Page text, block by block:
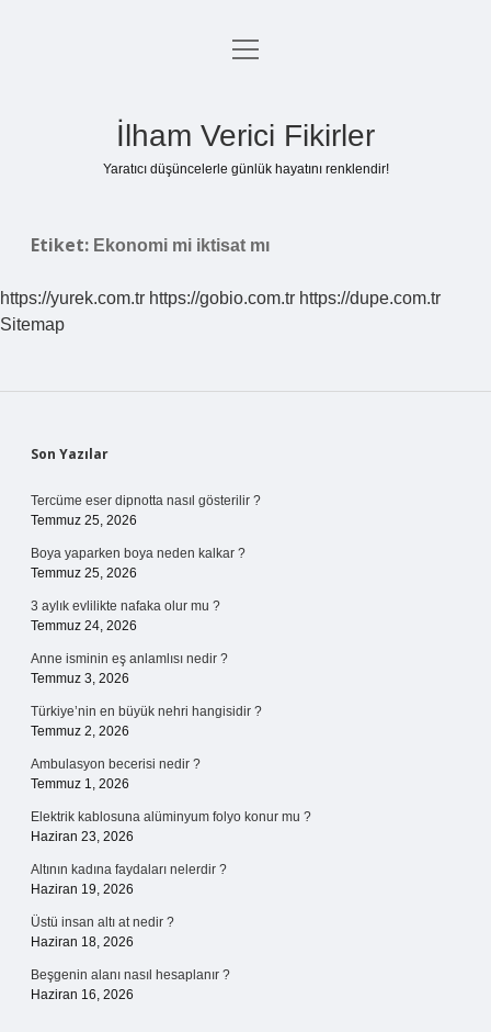
Anasayfa
menüyü
İlham Verici Fikirler
Yaratıcı düşüncelerle günlük hayatını renklendir!
Etiket: Ekonomi mi iktisat mı
https://yurek.com.tr https://gobio.com.tr https://dupe.com.tr
Sitemap
Sidebar
Son Yazılar
Tercüme eser dipnotta nasıl gösterilir ?
Temmuz 25, 2026
Boya yaparken boya neden kalkar ?
Temmuz 25, 2026
3 aylık evlilikte nafaka olur mu ?
Temmuz 24, 2026
Anne isminin eş anlamlısı nedir ?
Temmuz 3, 2026
Türkiye’nin en büyük nehri hangisidir ?
Temmuz 2, 2026
Ambulasyon becerisi nedir ?
Temmuz 1, 2026
Elektrik kablosuna alüminyum folyo konur mu ?
Haziran 23, 2026
Altının kadına faydaları nelerdir ?
Haziran 19, 2026
Üstü insan altı at nedir ?
Haziran 18, 2026
Beşgenin alanı nasıl hesaplanır ?
Haziran 16, 2026